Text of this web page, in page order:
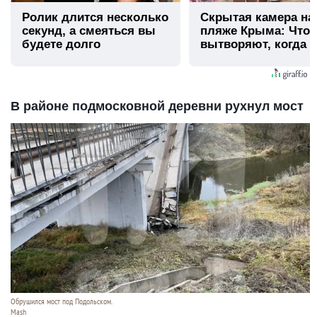
Ролик длится несколько
секунд, а смеяться вы
будете долго
Скрытая камера на
пляже Крыма: Что
вытворяют, когда
В районе подмосковной деревни рухнул мост
Обрушился мост под Подольском.
Mash